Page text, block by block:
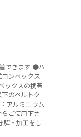
できます ●ハ
ンベックス
アルミニウム
ご使用下さ
解・加工をし